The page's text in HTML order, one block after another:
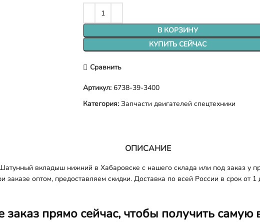
В КОРЗИНУ
КУПИТЬ СЕЙЧАС
Сравнить
Артикул: 6738-39-3400
Категория: Запчасти двигателей спецтехники
ОПИСАНИЕ
вкладыш нижний в Хабаровске с нашего склада или под заказ у
оптом, предоставляем скидки. Доставка по всей России в срок от 1
заказ прямо сейчас, чтобы получить